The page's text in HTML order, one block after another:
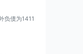
负债为1411